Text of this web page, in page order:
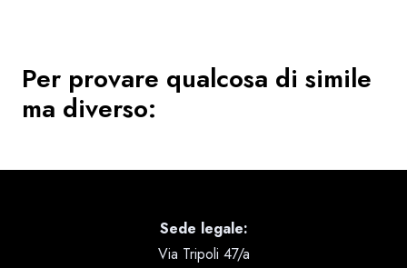
Per provare qualcosa di simile
ma diverso:
Sede legale:
Via Tripoli 47/a